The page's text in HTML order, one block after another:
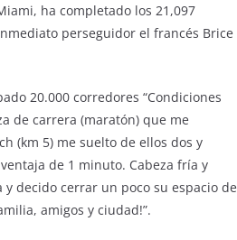
ha completado los 21,097
perseguidor el francés Brice
20.000 corredores “Condiciones
de carrera (maratón) que me
(km 5) me suelto de ellos dos y
de 1 minuto. Cabeza fría y
decido cerrar un poco su espacio de
amigos y ciudad!”.